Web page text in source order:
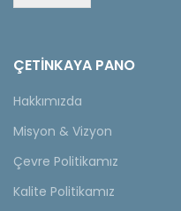
ÇETINKAYA PANO
Hakkımızda
Misyon & Vizyon
Çevre Politikamız
Kalite Politikamız